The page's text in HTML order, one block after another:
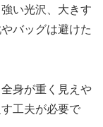
い光沢、大きす
バッグは避けた
身が重く見えや
工夫が必要で